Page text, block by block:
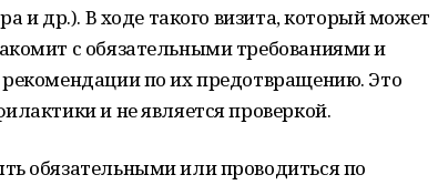
и др.). В ходе такого визита, который может
с обязательными требованиями и
по их предотвращению. Это
и не является проверкой.
обязательными или проводиться по